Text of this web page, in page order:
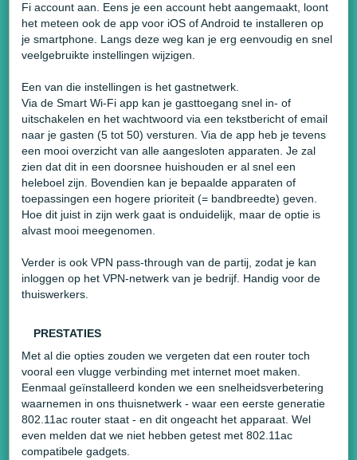
Fi account aan. Eens je een account hebt aangemaakt, loont
het meteen ook de app voor iOS of Android te installeren op
je smartphone. Langs deze weg kan je erg eenvoudig en snel
veelgebruikte instellingen wijzigen.
Een van die instellingen is het gastnetwerk.
Via de Smart Wi-Fi app kan je gasttoegang snel in- of
uitschakelen en het wachtwoord via een tekstbericht of email
naar je gasten (5 tot 50) versturen. Via de app heb je tevens
een mooi overzicht van alle aangesloten apparaten. Je zal
zien dat dit in een doorsnee huishouden er al snel een
heleboel zijn. Bovendien kan je bepaalde apparaten of
toepassingen een hogere prioriteit (= bandbreedte) geven.
Hoe dit juist in zijn werk gaat is onduidelijk, maar de optie is
alvast mooi meegenomen.
Verder is ook VPN pass-through van de partij, zodat je kan
inloggen op het VPN-netwerk van je bedrijf. Handig voor de
thuiswerkers.
PRESTATIES
Met al die opties zouden we vergeten dat een router toch
vooral een vlugge verbinding met internet moet maken.
Eenmaal geïnstalleerd konden we een snelheidsverbetering
waarnemen in ons thuisnetwerk - waar een eerste generatie
802.11ac router staat - en dit ongeacht het apparaat. Wel
even melden dat we niet hebben getest met 802.11ac
compatibele gadgets.